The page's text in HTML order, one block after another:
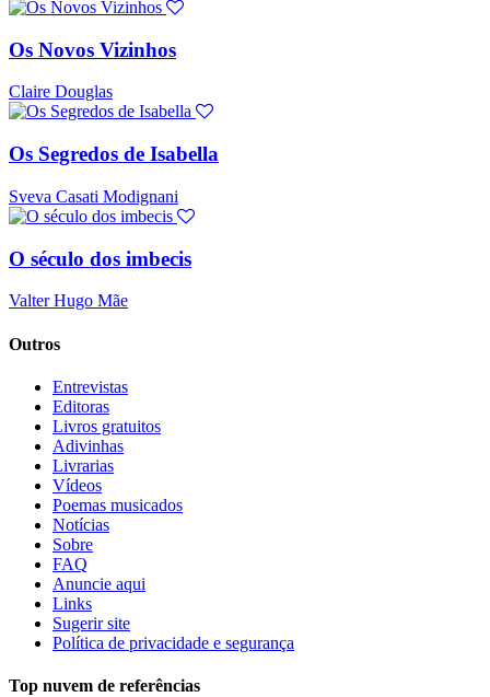
Os Novos Vizinhos
Claire Douglas
Os Segredos de Isabella
Sveva Casati Modignani
O século dos imbecis
Valter Hugo Mãe
Outros
Entrevistas
Editoras
Livros gratuitos
Adivinhas
Livrarias
Vídeos
Poemas musicados
Notícias
Sobre
FAQ
Anuncie aqui
Links
Sugerir site
Política de privacidade e segurança
Top nuvem de referências